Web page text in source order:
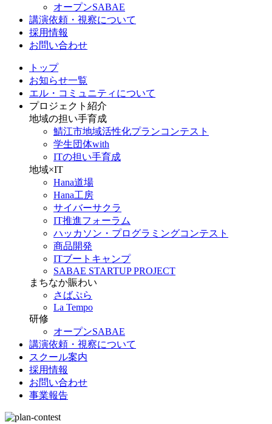
オープンSABAE
講演依頼・視察について
採用情報
お問い合わせ
トップ
お知らせ一覧
エル・コミュニティについて
プロジェクト紹介
地域の担い手育成
鯖江市地域活性化プランコンテスト
学生団体with
ITの担い手育成
地域×IT
Hana道場
Hana工房
サイバーサクラ
IT推進フォーラム
ハッカソン・プログラミングコンテスト
商品開発
ITブートキャンプ
SABAE STARTUP PROJECT
まちなか賑わい
さばぷら
La Tempo
研修
オープンSABAE
講演依頼・視察について
スクール案内
採用情報
お問い合わせ
事業報告